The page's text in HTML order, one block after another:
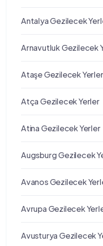
Antalya Gezilecek
Arnavutluk Gezilecek
Ataşe Gezilecek Yerler
Atça Gezilecek Yerler
Atina Gezilecek Yerler
Augsburg Gezilecek
Avanos Gezilecek
Avrupa Gezilecek
Avusturya Gezilecek